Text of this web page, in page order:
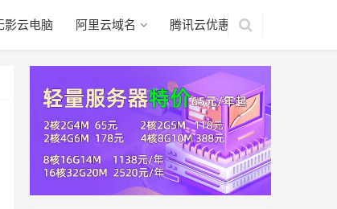
影云电脑 阿里云域名 腾讯云优惠